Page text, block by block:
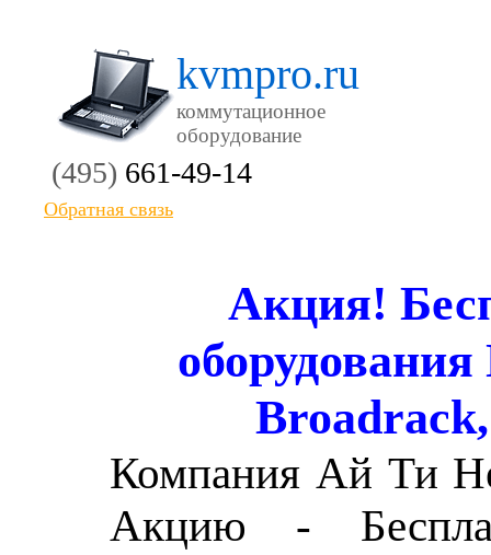
kvmpro.ru
коммутационное
оборудование
(495) 661-49-14
Обратная связь
Акция!
Компания Ай Ти
Акцию -